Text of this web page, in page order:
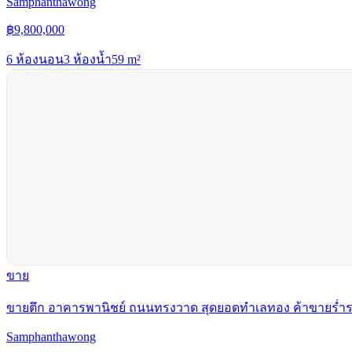
฿9,800,000
6 ห้องนอน3 ห้องน้ำ59 m²
ขาย
ขายตึก อาคารพานิชย์ ถนนทรงวาด สุดยอดทำเลทอง ค้าขายร่ำ
Samphanthawong